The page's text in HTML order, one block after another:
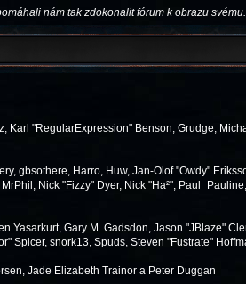
nám tak zdokonalit fórum k obrazu svému.
Karl "RegularExpression" Benson, Grudge,
gbsothere, Harro, Huw, Jan-Olof "Owdy"
Nick "Fizzy" Dyer, Nick "Ha²",
Gary M. Gadsdon, Jason "JBlaze"
Spicer, snork13, Spuds, Steven "Fustrate"
Jade Elizabeth Trainor a Peter Duggan